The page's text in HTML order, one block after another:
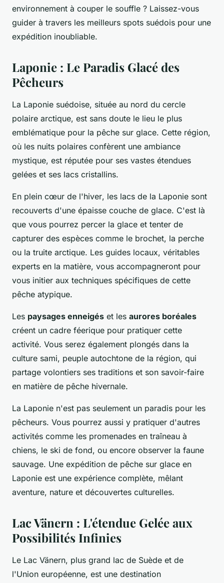
environnement à couper le souffle ? Laissez-vous
guider à travers les meilleurs spots suédois pour une
expédition inoubliable.
Laponie : Le Paradis Glacé des
Pêcheurs
La Laponie suédoise, située au nord du cercle
polaire arctique, est sans doute le lieu le plus
emblématique pour la pêche sur glace. Cette région,
où les nuits polaires confèrent une ambiance
mystique, est réputée pour ses vastes étendues
gelées et ses lacs cristallins.
En plein cœur de l'hiver, les lacs de la Laponie sont
recouverts d'une épaisse couche de glace. C'est là
que vous pourrez percer la glace et tenter de
capturer des espèces comme le brochet, la perche
ou la truite arctique. Les guides locaux, véritables
experts en la matière, vous accompagneront pour
vous initier aux techniques spécifiques de cette
pêche atypique.
Les paysages enneigés et les aurores boréales
créent un cadre féerique pour pratiquer cette
activité. Vous serez également plongés dans la
culture sami, peuple autochtone de la région, qui
partage volontiers ses traditions et son savoir-faire
en matière de pêche hivernale.
La Laponie n'est pas seulement un paradis pour les
pêcheurs. Vous pourrez aussi y pratiquer d'autres
activités comme les promenades en traîneau à
chiens, le ski de fond, ou encore observer la faune
sauvage. Une expédition de pêche sur glace en
Laponie est une expérience complète, mêlant
aventure, nature et découvertes culturelles.
Lac Vänern : L'étendue Gelée aux
Possibilités Infinies
Le Lac Vänern, plus grand lac de Suède et de
l'Union européenne, est une destination